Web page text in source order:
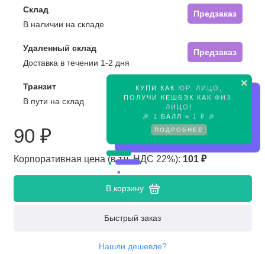
×
КУПИ КАК ЮР. ЛИЦО
ПОЛУЧИ КЕШБЭК КАК ФИЗ.
ЛИЦО !
🎉
1 БАЛЛ = 1 ₽ 🎉
ПОДРОБНЕЕ
Склад
Предзаказ
В наличии на складе
Удаленный склад
Предзаказ
Доставка в течении 1-2 дня
Транзит
Предзаказ
В пути на склад
90 ₽
Корпоративная цена (в т.ч. НДС 22%): 101 ₽
В корзину
Быстрый заказ
Нашли дешевле?